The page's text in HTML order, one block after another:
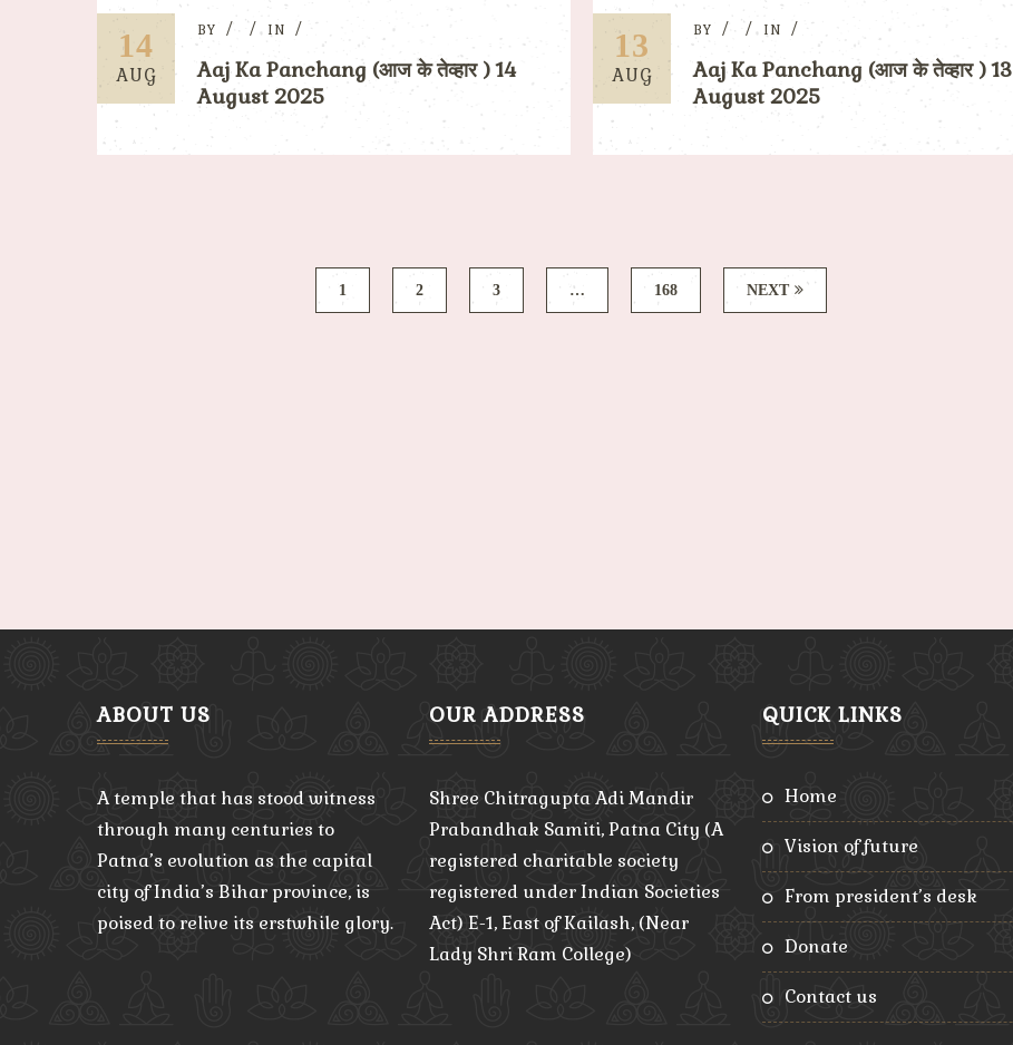
14
AUG
BY IN
Aaj Ka Panchang (आज के तेव्हार ) 14
August 2025
13
AUG
BY IN
Aaj Ka Panchang (आज के तेव्हार ) 13
August 2025
1 2 3 … 168 NEXT
ABOUT US
A temple that has stood witness
through many centuries to
Patna’s evolution as the capital
city of India’s Bihar province, is
poised to relive its erstwhile glory.
OUR ADDRESS
Shree Chitragupta Adi Mandir
Prabandhak Samiti, Patna City (A
registered charitable society
registered under Indian Societies
Act) E-1, East of Kailash, (Near
Lady Shri Ram College)
QUICK LINKS
home
vision of future
from president’s desk
donate
contact us